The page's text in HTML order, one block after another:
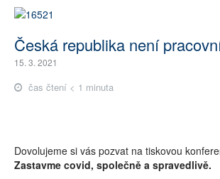
Česká republika není
15. 3. 2021
čas čtení < 1 minuta
Dovolujeme si vás pozvat na tiskovou
Zastavme covid, společně a spravedlivě.